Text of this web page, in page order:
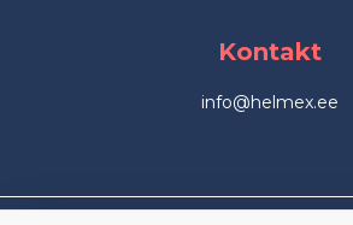
Kontakt
info@helmex.ee